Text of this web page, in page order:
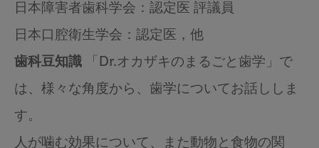
日本障害者歯科学会：認定医 評議員
日本口腔衛生学会：認定医，他
歯科豆知識 「Dr.オカザキのまるごと歯学」で
は、様々な角度から、歯学についてお話ししま
す。
人が噛む効果について、また動物と食物の関